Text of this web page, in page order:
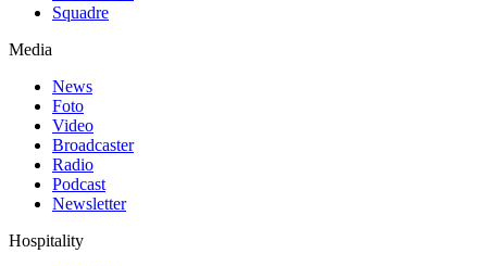
Squadre
Media
News
Foto
Video
Broadcaster
Radio
Podcast
Newsletter
Hospitality